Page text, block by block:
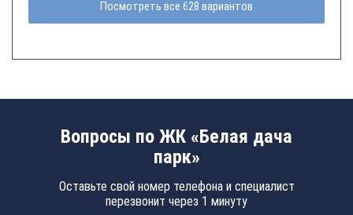
Посмотреть все 628 вариантов
Вопросы по ЖК «Белая дача
парк»
Оставьте свой номер телефона и специалист
перезвонит через 1 минуту